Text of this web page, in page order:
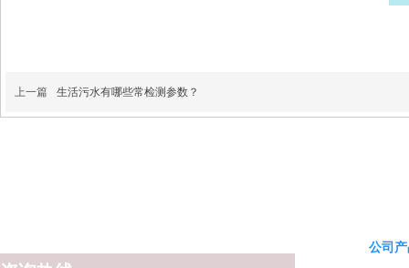
上一篇 生活污水有哪些常检测参数？
公司